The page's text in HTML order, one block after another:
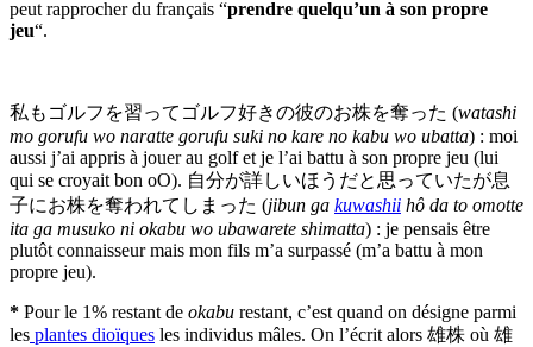
peut rapprocher du français “prendre quelqu’un à son propre
jeu“.
私もゴルフを習ってゴルフ好きの彼のお株を奪った (watashi
mo gorufu wo naratte gorufu suki no kare no kabu wo ubatta) : moi
aussi j’ai appris à jouer au golf et je l’ai battu à son propre jeu (lui
qui se croyait bon oO). 自分が詳しいほうだと思っていたが息
子にお株を奪われてしまった (jibun ga kuwashii hô da to omotte
ita ga musuko ni okabu wo ubawarete shimatta) : je pensais être
plutôt connaisseur mais mon fils m’a surpassé (m’a battu à mon
propre jeu).
* Pour le 1% restant de okabu restant, c’est quand on désigne parmi
les plantes dioïques les individus mâles. On l’écrit alors 雄株 où 雄